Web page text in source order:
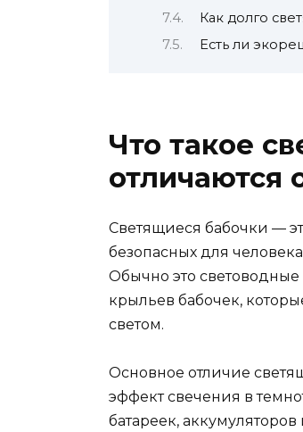
Как долго
Есть ли
Что такое
отличаются
Светящиеся бабочки —
безопасных для
Обычно это
крыльев бабочек,
светом.
Основное отличие
эффект свечения в
батареек,